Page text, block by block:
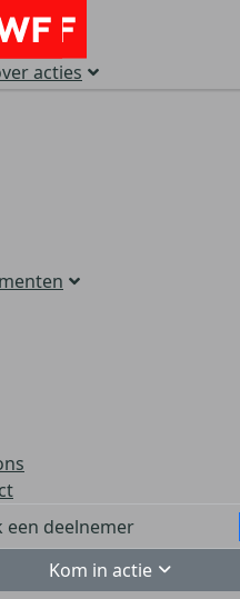
acties
Kom in actie